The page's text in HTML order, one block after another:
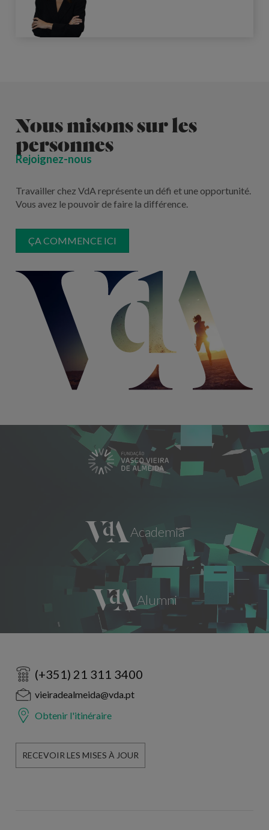
Nous misons sur les
personnes
Rejoignez-nous
Travailler chez VdA représente un défi et une opportunité.
Vous avez le pouvoir de faire la différence.
ÇA COMMENCE ICI
(+351) 21 311 3400
vieiradealmeida@vda.pt
Obtenir l'itinéraire
RECEVOIR LES MISES À JOUR